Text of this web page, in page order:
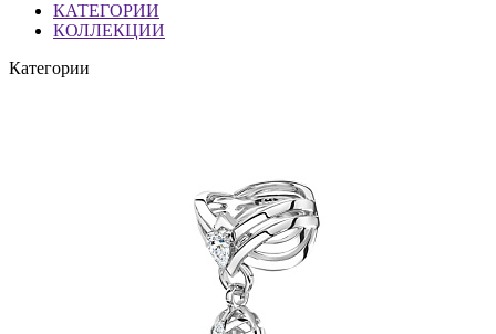
КАТЕГОРИИ
КОЛЛЕКЦИИ
Категории